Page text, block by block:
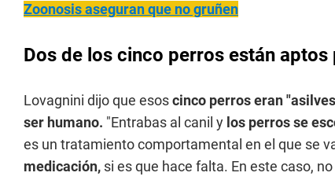
Zoonosis aseguran que no gruñen
Dos de los cinco perros están
Lovagnini dijo que esoscinco perros eran
ser humano. "Entrabas al canil y los perros se
es un tratamiento comportamental en el que se
medicación, si es que hace falta. En este caso,